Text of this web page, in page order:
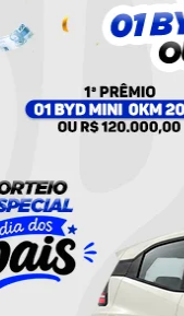
atendimento à vítima que
24horas News
e também do
motocicleta na qual